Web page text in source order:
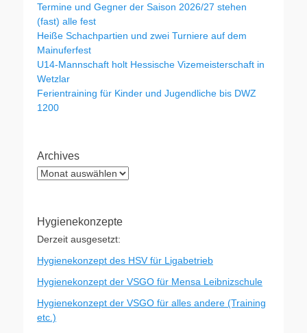
Termine und Gegner der Saison 2026/27 stehen
(fast) alle fest
Heiße Schachpartien und zwei Turniere auf dem
Mainuferfest
U14-Mannschaft holt Hessische Vizemeisterschaft in
Wetzlar
Ferientraining für Kinder und Jugendliche bis DWZ
1200
Archives
Archives
Hygienekonzepte
Derzeit ausgesetzt:
Hygienekonzept des HSV für Ligabetrieb
Hygienekonzept der VSGO für Mensa Leibnizschule
Hygienekonzept der VSGO für alles andere (Training
etc.)